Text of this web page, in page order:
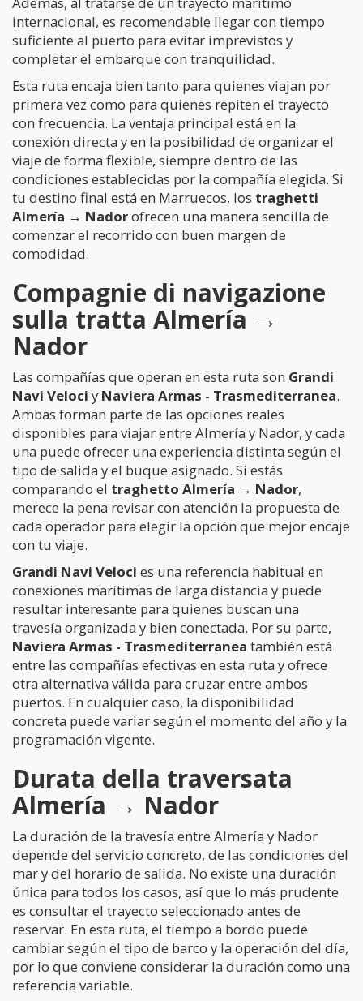
internacional, es recomendable llegar con tiempo
suficiente al puerto para evitar imprevistos y
completar el embarque con tranquilidad.
Esta ruta encaja bien tanto para quienes viajan por
primera vez como para quienes repiten el trayecto
con frecuencia. La ventaja principal está en la
conexión directa y en la posibilidad de organizar el
viaje de forma flexible, siempre dentro de las
condiciones establecidas por la compañía elegida. Si
tu destino final está en Marruecos, los traghetti
Almería → Nadorofrecen una manera sencilla de
comenzar el recorrido con buen margen de
comodidad.
Compagnie di navigazione
sulla tratta Almería →
Nador
Las compañías que operan en esta ruta son Grandi
Navi Veloci y Naviera Armas - Trasmediterranea.
Ambas forman parte de las opciones reales
disponibles para viajar entre Almería y Nador, y cada
una puede ofrecer una experiencia distinta según el
tipo de salida y el buque asignado. Si estás
comparando el traghetto Almería → Nador,
merece la pena revisar con atención la propuesta de
cada operador para elegir la opción que mejor encaje
con tu viaje.
Grandi Navi Veloci es una referencia habitual en
conexiones marítimas de larga distancia y puede
resultar interesante para quienes buscan una
travesía organizada y bien conectada. Por su parte,
Naviera Armas - Trasmediterranea también está
entre las compañías efectivas en esta ruta y ofrece
otra alternativa válida para cruzar entre ambos
puertos. En cualquier caso, la disponibilidad
concreta puede variar según el momento del año y la
programación vigente.
Durata della traversata
Almería → Nador
La duración de la travesía entre Almería y Nador
depende del servicio concreto, de las condiciones del
mar y del horario de salida. No existe una duración
única para todos los casos, así que lo más prudente
es consultar el trayecto seleccionado antes de
reservar. En esta ruta, el tiempo a bordo puede
cambiar según el tipo de barco y la operación del día,
por lo que conviene considerar la duración como una
referencia variable.